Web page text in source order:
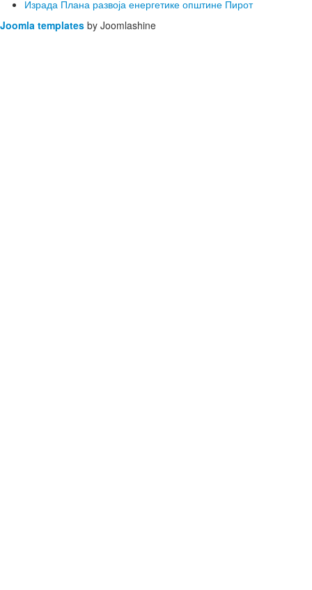
Израда Плана развоја енергетике општине Пирот
Joomla templates by Joomlashine